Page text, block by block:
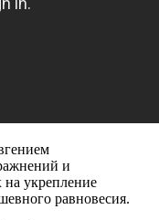
и
укрепление
равновесия.